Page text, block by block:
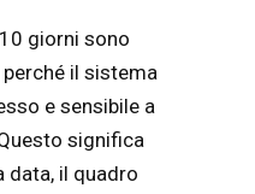
giorni sono
il sistema
e sensibile a
significa
data, il quadro